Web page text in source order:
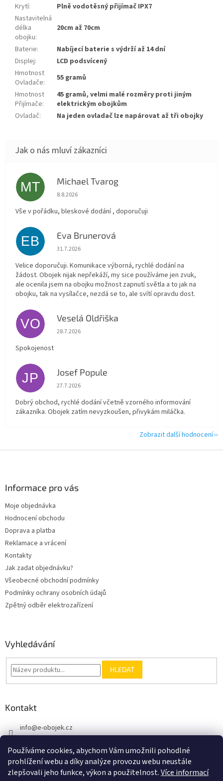
Používáme cookies, abychom Vám umožnili pohodlné
prohlížení webu a díky analýze provozu webu neustále
zlepšovali jeho funkce, výkon a použitelnost.Více informací
Krytí:
Plně vodotěsný přijímač IPX7
Nastavitelná
délka
obojku:
20cm až 70cm
Baterie:
Nabíjecí baterie s výdrží až 14 dní
Displej:
LCD podsvícený
Hmotnost
Ovladače:
55 gramů
Hmotnost
Přijímače:
45 gramů, velmi malé rozměry proti jiným
elektrickým obojkům
Ovladač: Na jeden ovladač lze napárovat až tři obojky
MT Michael Tvarog
Hodnocení obchodu je 5 z 5 hvězdiček.
8.8.2026
Vše v pořádku, bleskové dodání , doporučuji
EB Eva Brunerová
Hodnocení obchodu je 5 z 5 hvězdiček.
31.7.2026
Velice doporučuji. Komunikace výborná, rychlé dodání na
žádost. Obojek nijak nepřekáží, my sice používáme jen zvuk,
ale ocenila jsem na obojku možnost zapnutí světla a to jak na
obojku, tak na vysílačce, nezdá se to, ale svítí opravdu dost.
VO Veselá Oldřiška
Hodnocení obchodu je 5 z 5 hvězdiček.
28.7.2026
Spokojenost
JP Josef Popule
Hodnocení obchodu je 5 z 5 hvězdiček.
27.7.2026
Dobrý obchod, rychlé dodání včetně vzorného informování
zákazníka. Obojek zatím nevyzkoušen, přivykám miláčka.
Zobrazit další hodnocení
Informace pro vás
Moje objednávka
Hodnocení obchodu
Doprava a platba
Reklamace a vrácení
Kontakty
Jak zadat objednávku?
Všeobecné obchodní podmínky
Podmínky ochrany osobních údajů
Zpětný odběr elektrozařízení
Vyhledávání
HLEDAT
Kontakt
info@e-obojek.cz